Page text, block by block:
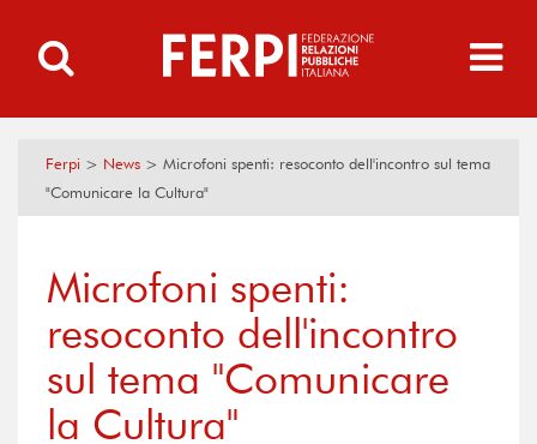
Ferpi > News > Microfoni spenti: resoconto dell'incontro sul tema
"Comunicare la Cultura"
Microfoni spenti:
resoconto dell'incontro
sul tema "Comunicare
la Cultura"